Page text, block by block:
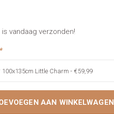
vandaag verzonden!
*
AAN WINKELWAGEN